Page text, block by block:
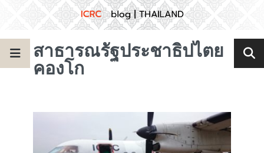
สาธารณรัฐประชาธิปไตย
คองโก